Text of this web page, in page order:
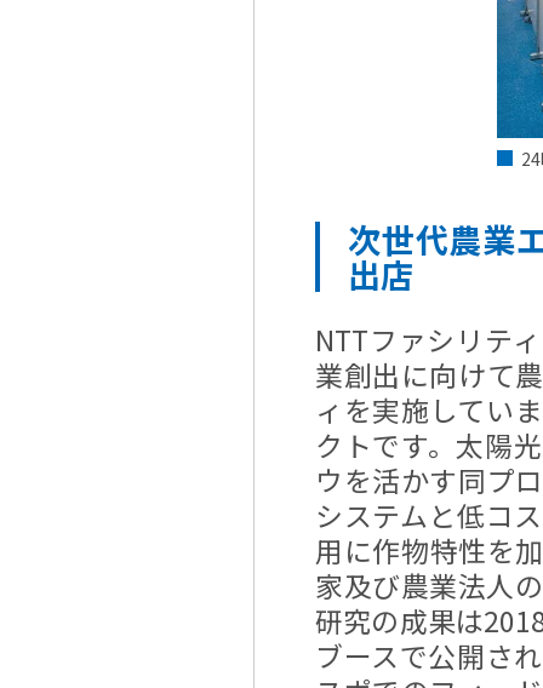
次世代農業
出店
NTTファシリテ
業創出に向けて
ィを実施してい
クトです。太陽
ウを活かす同プ
システムと低コ
用に作物特性を
家及び農業法人
研究の成果は
ブースで公開さ